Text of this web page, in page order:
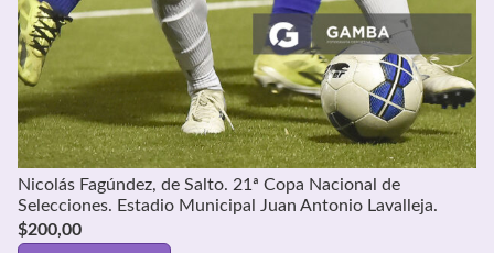
Nicolás Fagúndez, de Salto. 21ª Copa Nacional de
Selecciones. Estadio Municipal Juan Antonio Lavalleja.
$200,00